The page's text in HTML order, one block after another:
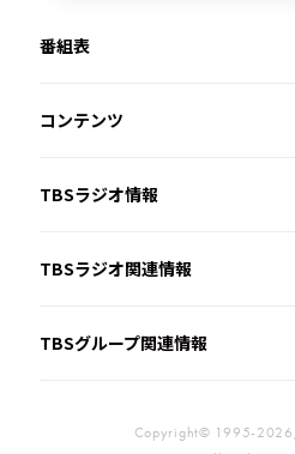
番組表
コンテンツ
TBSラジオ情報
TBSラジオ関連情報
TBSグループ関連情報
Copyright© 1995-2026,